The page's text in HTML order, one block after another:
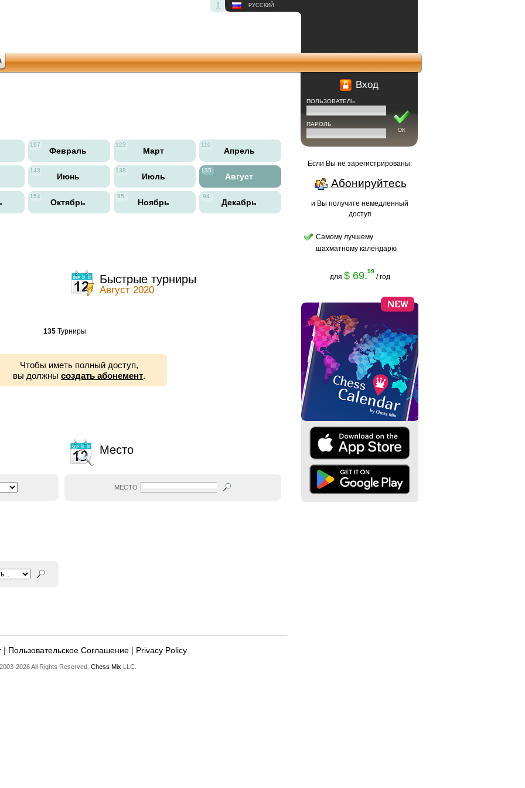
РУССКИЙ
197
Февраль
123
Март
110
Апрель
143
Июнь
138
Июль
135
Август
154
Октябрь
95
Ноябрь
94
Декабрь
Быстрые турниры
Август 2020
135Турниры
Чтобы иметь полный доступ,
вы должны создать абонемент.
Место
МЕСТО
| Пользовательское Соглашение | Privacy Policy
2026 All Rights Reserved. Chess Mix LLC.
Вход
OK
ПОЛЬЗОВАТЕЛЬ
ПАРОЛЬ
Если Вы не зарегистрированы:
Абонируйтесь
и Вы получите немедленный
доступ
Самому лучшему
шахматному календарю
для $ 69.99
/ год